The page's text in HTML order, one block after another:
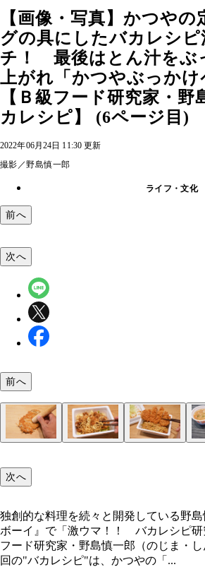
【画像・写真】かつやの
グの具にしたバカレシピ
チ！ 最後はとん汁をぶ
上がれ「かつやぶっかけ
【Ｂ級フード研究家・野
カレシピ】 (6ページ目)
2022年06月24日 11:30 更新
撮影／野島慎一郎
ライフ・文化
前へ
（１）潰す！ かつやのロ
（２）混ぜる！ ペヤング
（３）仕上げ！ （２）に
（５）ぶっかけ！ 最後は
独創的な料理を続々と開発
次へ
前へ
次へ
独創的な料理を続々と開発している野
ボーイ』で「激ウマ！！ バカレシピ研
フード研究家・野島慎一郎（のじま・
回の"バカレシピ"は、かつやの「...